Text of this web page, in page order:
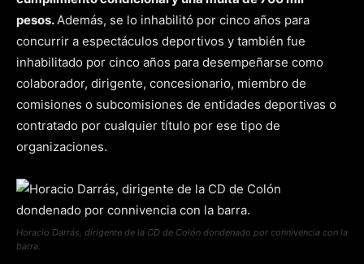
pesos.Además, se lo inhabilitó por cinco años para
concurrir a espectáculos deportivos y también fue
inhabilitado por cinco años para desempeñarse como
colaborador, dirigente, concesionario, miembro de
comisiones o subcomisiones de entidades deportivas o
contratado por cualquier título por ese tipo de
organizaciones.
Horacio Darrás, dirigente de la CD de Colón dondenado por connivencia con la
barra.